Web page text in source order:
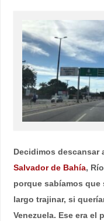
Decidimos descansar
Salvador de Bahía,
porque sabíamos que
largo trajinar, si
Venezuela. Ese era el